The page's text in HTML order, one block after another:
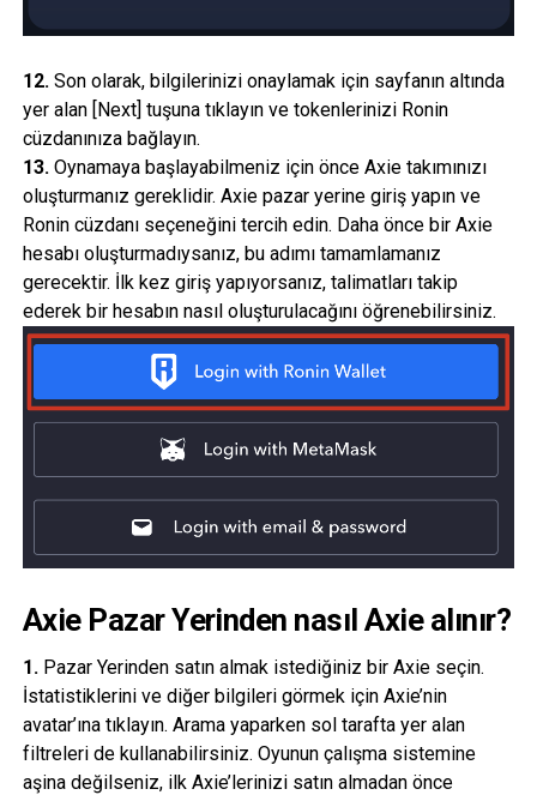
12.Son olarak, bilgilerinizi onaylamak için sayfanın altında
yer alan [Next] tuşuna tıklayın ve tokenlerinizi Ronin
cüzdanınıza bağlayın.
13.Oynamaya başlayabilmeniz için önce Axie takımınızı
oluşturmanız gereklidir. Axie pazar yerine giriş yapın ve
Ronin cüzdanı seçeneğini tercih edin. Daha önce bir Axie
hesabı oluşturmadıysanız, bu adımı tamamlamanız
gerecektir. İlk kez giriş yapıyorsanız, talimatları takip
ederek bir hesabın nasıl oluşturulacağını öğrenebilirsiniz.
Axie Pazar Yerinden nasıl Axie alınır?
1. Pazar Yerinden satın almak istediğiniz bir Axie seçin.
İstatistiklerini ve diğer bilgileri görmek için Axie’nin
avatar’ına tıklayın. Arama yaparken sol tarafta yer alan
filtreleri de kullanabilirsiniz. Oyunun çalışma sistemine
aşina değilseniz, ilk Axie’lerinizi satın almadan önce